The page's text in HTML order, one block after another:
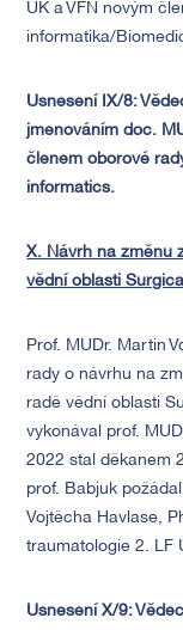
UK a VFN novým
informatika/
Usnesení IX/8:
jmenováním doc.
členem oborové
informatics.
X. Návrh na změnu
vědní oblasti
Prof. MUDr. Martin
rady o návrhu na
radě vědní oblasti
vykonával prof.
2022 stal děkanem
prof. Babjuk
Vojtěcha Havlase,
traumatologie 2. LF
Usnesení X/9: